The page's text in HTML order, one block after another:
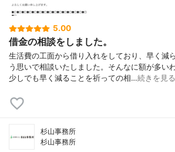
5.00
借金の相談をしました。
生活費の工面から借り入れをしており、早く減
う思いで相談いたしました。そんなに額が多い
少しでも早く減ることを祈っての相…続きを見る
杉山事務所
杉山事務所